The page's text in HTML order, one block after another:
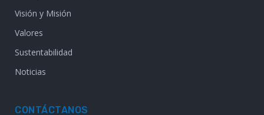
Visión y Misión
Valores
Sustentabilidad
Noticias
CONTÁCTANOS